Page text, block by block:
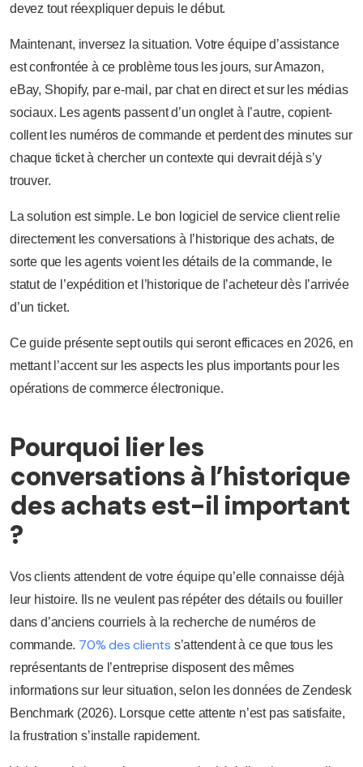
devez tout réexpliquer depuis le début.
Maintenant, inversez la situation. Votre équipe d’assistance
est confrontée à ce problème tous les jours, sur Amazon,
eBay, Shopify, par e-mail, par chat en direct et sur les médias
sociaux. Les agents passent d’un onglet à l’autre, copient-
collent les numéros de commande et perdent des minutes sur
chaque ticket à chercher un contexte qui devrait déjà s’y
trouver.
La solution est simple. Le bon logiciel de service client relie
directement les conversations à l’historique des achats, de
sorte que les agents voient les détails de la commande, le
statut de l’expédition et l’historique de l’acheteur dès l’arrivée
d’un ticket.
Ce guide présente sept outils qui seront efficaces en 2026, en
mettant l’accent sur les aspects les plus importants pour les
opérations de commerce électronique.
Pourquoi lier les
conversations à l’historique
des achats est-il important
?
Vos clients attendent de votre équipe qu’elle connaisse déjà
leur histoire. Ils ne veulent pas répéter des détails ou fouiller
dans d’anciens courriels à la recherche de numéros de
commande. 70% des clients s’attendent à ce que tous les
représentants de l’entreprise disposent des mêmes
informations sur leur situation, selon les données de Zendesk
Benchmark (2026). Lorsque cette attente n’est pas satisfaite,
la frustration s’installe rapidement.